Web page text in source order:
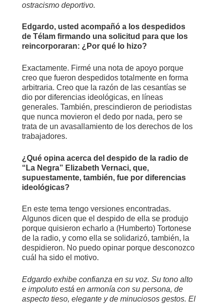
ostracismo deportivo.
Edgardo, usted acompañó a los despedidos
de Télam firmando una solicitud para que los
reincorporaran: ¿Por qué lo hizo?
Exactamente. Firmé una nota de apoyo porque
creo que fueron despedidos totalmente en forma
arbitraria. Creo que la razón de las cesantías se
dio por diferencias ideológicas, en líneas
generales. También, prescindieron de periodistas
que nunca movieron el dedo por nada, pero se
trata de un avasallamiento de los derechos de los
trabajadores.
¿Qué opina acerca del despido de la radio de
“La Negra” Elizabeth Vernaci, que,
supuestamente, también, fue por diferencias
ideológicas?
En este tema tengo versiones encontradas.
Algunos dicen que el despido de ella se produjo
porque quisieron echarlo a (Humberto) Tortonese
de la radio, y como ella se solidarizó, también, la
despidieron. No puedo opinar porque desconozco
cuál ha sido el motivo.
Edgardo exhibe confianza en su voz. Su tono alto
e impoluto está en armonía con su persona, de
aspecto tieso, elegante y de minuciosos gestos. El